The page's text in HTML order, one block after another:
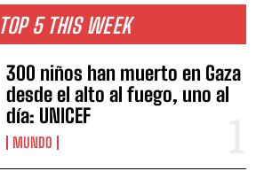
TOP 5 THIS WEEK
300 niños han muerto en Gaza
desde el alto al fuego, uno al
día: UNICEF
MUNDO